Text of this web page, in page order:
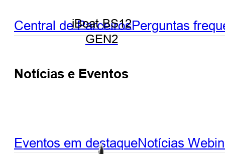
iBoat BS12
GEN2
Central de ParceirosPerguntas
Notícias e Eventos
Eventos em destaqueNotícias